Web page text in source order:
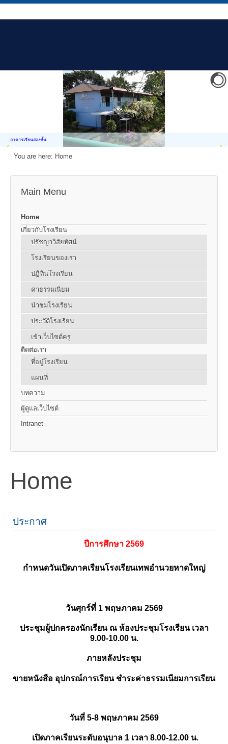
อาคารเรียนสองชั้น
You are here: Home
Main Menu
Home
เกี่ยวกับโรงเรียน
ปรัชญาวิสัยทัศน์
โรงเรียนของเรา
ปฏิทินโรงเรียน
ค่าธรรมเนียม
นำชมโรงเรียน
ประวัติโรงเรียน
เข้าเว็บไซต์ครู
ติดต่อเรา
ที่อยู่โรงเรียน
แผนที่
บทความ
ผู้ดูแลเว็บไซต์
Intranet
Home
ประกาศ
ปีการศึกษา 2569
กำหนดวันเปิดภาคเรียนโรงเรียนเทพอำนวยหาดใหญ่
วันศุกร์ที่ 1 พฤษภาคม 2569
ประชุมผู้ปกครองนักเรียน ณ ห้องประชุมโรงเรียน เวลา
9.00-10.00 น.
ภายหลังประชุม
ขายหนังสือ อุปกรณ์การเรียน ชำระค่าธรรมเนียมการเรียน
วันที่ 5-8 พฤษภาคม 2569
เปิดภาคเรียนระดับอนุบาล 1 เวลา 8.00-12.00 น.